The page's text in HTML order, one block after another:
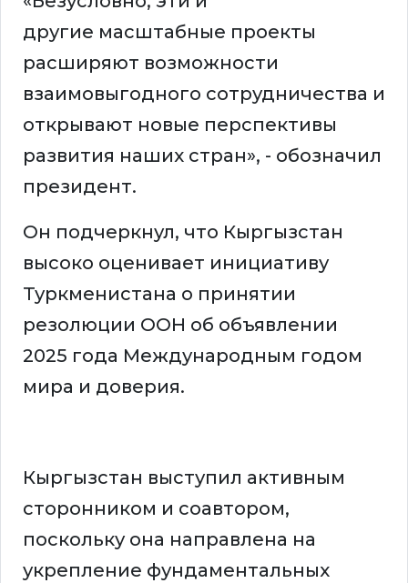
другие масштабные проекты
расширяют возможности
взаимовыгодного сотрудничества и
открывают новые перспективы
развития наших стран», - обозначил
президент.
Он подчеркнул, что Кыргызстан
высоко оценивает инициативу
Туркменистана о принятии
резолюции ООН об объявлении
2025 года Международным годом
мира и доверия.
Кыргызстан выступил активным
сторонником и соавтором,
поскольку она направлена на
укрепление фундаментальных